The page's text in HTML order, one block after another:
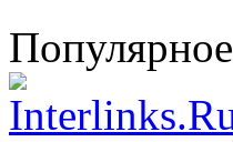
Популярное